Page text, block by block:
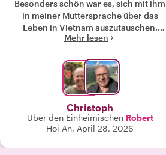
Besonders schön war es, sich mit ihm
in meiner Muttersprache über das
Leben in Vietnam auszutauschen.
Robert gab uns viele interessante
den Reisfeldern und dem Alltag vor
hatte viel Freude an der Tour. Wir
fühlten uns unterwegs jederzeit sicher
und gut begleitet. Besonders
geschätzt haben wir außerdem, dass
Robert uns auf dem Markt beim
Handeln geholfen hat. Eine sehr
Mehr lesen
Christoph
Über den Einheimischen Robert
Hoi An, April 28, 2026